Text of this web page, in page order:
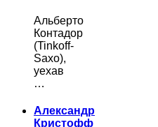
Альберто
Контадор
(Tinkoff-
Saxo),
уехав
…
Александр
Кристофф